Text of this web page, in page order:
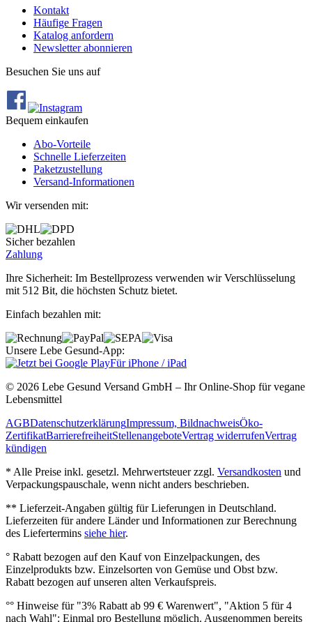
Kontakt
Häufige Fragen
Katalog anfordern
Newsletter abonnieren
Besuchen Sie uns auf
Bequem einkaufen
Abo‐Vorteile
Schnelle Lieferzeiten
Paketzustellung
Versand‐Informationen
Wir versenden mit:
Sicher bezahlen
Zahlung
Ihre Sicherheit: Im Bestellprozess verwenden wir Verschlüsselung
mit 512 Bit, die höchsten Schutz bietet.
Einfach bezahlen mit:
Unsere Lebe Gesund-App:
Für iPhone / iPad
© 2026 Lebe Gesund Versand GmbH – Ihr Online‐Shop für vegane
Lebensmittel
AGBDatenschutzerklärungImpressum, BildnachweisÖko‐
ZertifikatBarrierefreiheitStellenangeboteVertrag widerrufenVertrag
kündigen
* Alle Preise inkl. gesetzl. Mehrwertsteuer zzgl. Versandkosten und
Verpackungspauschale, wenn nicht anders beschrieben.
** Lieferzeit‐Angaben gültig für Lieferungen in Deutschland.
Lieferzeiten für andere Länder und Informationen zur Berechnung
des Liefertermins siehe hier.
° Rabatt bezogen auf den Kauf von Einzelpackungen, des
Einzelprodukts bzw. Einzelsorten von Gemüse und Obst bzw.
Rabatt bezogen auf unseren alten Verkaufspreis.
°° Hinweise für "3% Rabatt ab 99 € Warenwert", "Aktion 5 für 4
nach Wahl": Einmal pro Bestellung möglich. Ausgenommen bereits